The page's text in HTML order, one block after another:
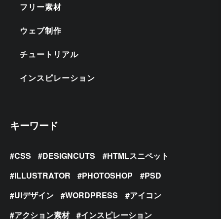
フリー素材
ウェブ制作
チュートリアル
インスピレーション
キーワード
CSS DESIGNCUTS
HTMLスニペット
ILLUSTRATOR
PHOTOSHOP
PSD
UIデザイン
WORDPRESS
アイコン
アクション素材
インスピレーション